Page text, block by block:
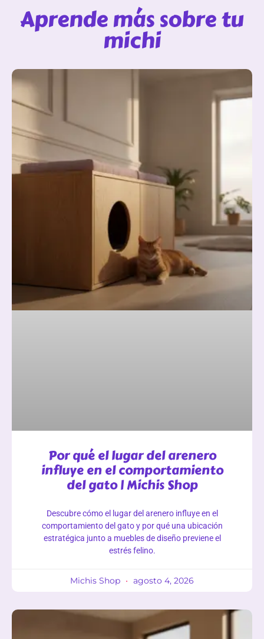
Aprende más sobre tu
michi
Por qué el lugar del arenero
influye en el comportamiento
del gato | Michis Shop
Descubre cómo el lugar del arenero influye en el
comportamiento del gato y por qué una ubicación
estratégica junto a muebles de diseño previene el
estrés felino.
Michis Shop agosto 4, 2026